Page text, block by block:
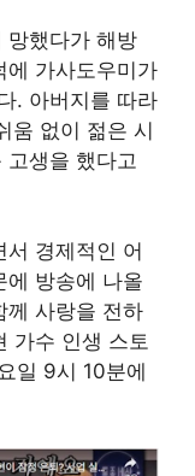
망했다가 해방
에 가사도우미가
. 아버지를 따라
움 없이 젊은 시
고생을 했다고
경제적인 어
에 방송에 나올
께 사랑을 전하
가수 인생 스토
일 9시 10분에